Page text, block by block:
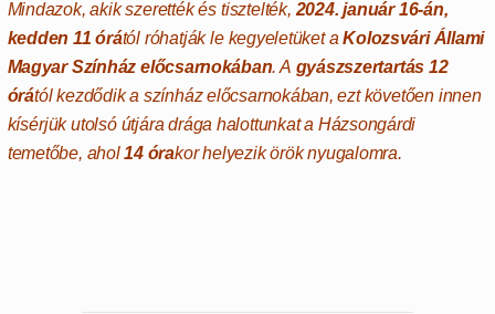
Mindazok, akik szerették és tisztelték, 2024. január 16-án,
kedden 11 órától róhatják le kegyeletüket aKolozsvári Állami
Magyar Színház előcsarnokában. A gyászszertartás 12
órától kezdődik a színház előcsarnokában, ezt követően innen
kísérjük utolsó útjára drága halottunkat a Házsongárdi
temetőbe, ahol14 órakor helyezik örök nyugalomra.